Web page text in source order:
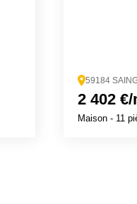
59184
2 402 €/
Maison- 11